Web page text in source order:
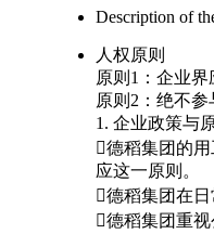
Description of
人权原则
原则1：企业界
原则2：绝不参
1. 企业政策与
德稻集团的
应这一原则。
德稻集团在
德稻集团重视